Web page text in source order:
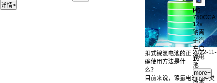
H5
750CCA
12v
钠离
子汽
车启
停电
池
扣式镍氢电池的正
确使用方法是什
么？
2022-11-
16
目前来说，镍氢电池的种类